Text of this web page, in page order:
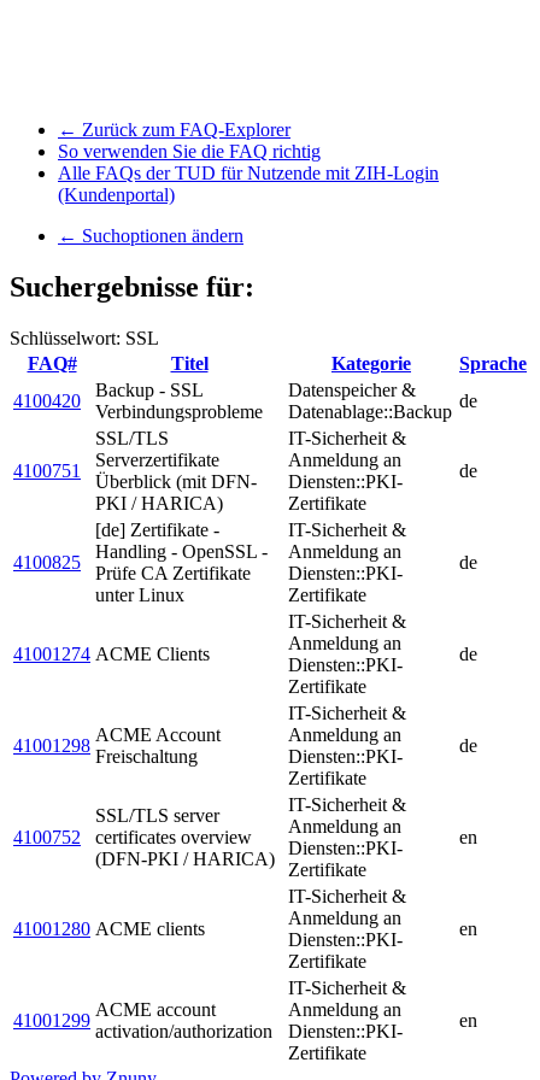
← Zurück zum FAQ-Explorer
So verwenden Sie die FAQ richtig
Alle FAQs der TUD für Nutzende mit ZIH-Login
(Kundenportal)
← Suchoptionen ändern
Suchergebnisse für:
Schlüsselwort: SSL
FAQ#
Titel Kategorie
Sprache
4100420
Backup - SSL
Verbindungsprobleme
Datenspeicher &
Datenablage::Backup
de
4100751
SSL/TLS
Serverzertifikate
Überblick (mit DFN-
PKI / HARICA)
IT-Sicherheit &
Anmeldung an
Diensten::PKI-
Zertifikate
de
4100825
[de] Zertifikate -
Handling - OpenSSL -
Prüfe CA Zertifikate
unter Linux
IT-Sicherheit &
Anmeldung an
Diensten::PKI-
Zertifikate
de
41001274 ACME Clients
IT-Sicherheit &
Anmeldung an
Diensten::PKI-
Zertifikate
de
41001298
ACME Account
Freischaltung
IT-Sicherheit &
Anmeldung an
Diensten::PKI-
Zertifikate
de
4100752
SSL/TLS server
certificates overview
(DFN-PKI / HARICA)
IT-Sicherheit &
Anmeldung an
Diensten::PKI-
Zertifikate
en
41001280 ACME clients
IT-Sicherheit &
Anmeldung an
Diensten::PKI-
Zertifikate
en
41001299
ACME account
activation/authorization
IT-Sicherheit &
Anmeldung an
Diensten::PKI-
Zertifikate
en